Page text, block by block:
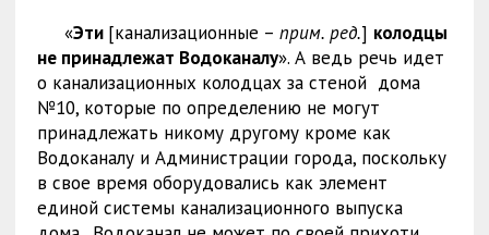
«Эти [канализационные – прим. ред.] колодцы
не принадлежат Водоканалу». А ведь речь идет
о канализационных колодцах за стеной дома
№10, которые по определению не могут
принадлежать никому другому кроме как
Водоканалу и Администрации города, поскольку
в свое время оборудовались как элемент
единой системы канализационного выпуска